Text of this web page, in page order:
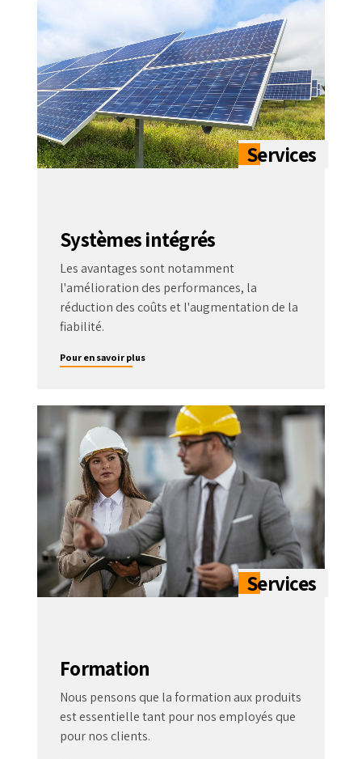
Systèmes intégrés
Les avantages sont notamment
l'amélioration des performances, la
réduction des coûts et l'augmentation de la
fiabilité.
Pour en savoir plus
Formation
Nous pensons que la formation aux produits
est essentielle tant pour nos employés que
pour nos clients.